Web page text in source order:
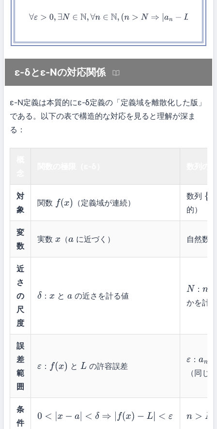
∀ε>0, ∃N ∈N ,∀n∈N ,(n>N⇒| an− L|< )
ε-δとε-Nの対応関係
ε-N定義は本質的にε-δ定義の「定義域を離散化した版」
である。以下の表で構造的な対応を見ると理解が深ま
る：
対
象
関数 f(x) （定義域が連続）
数列 {a
的）
変
数
実数 x （aに近づく） 自然数
近
さ
の
尺
度
δ： x と a の近さを計る値 N ：n
かを計
誤
差
範
囲
ε： f(x) と L の許容誤差 ε： an
（同じ）
条
件
0 <|x −a |<δ⇒ f(x)−L|< ε n>N ⇒